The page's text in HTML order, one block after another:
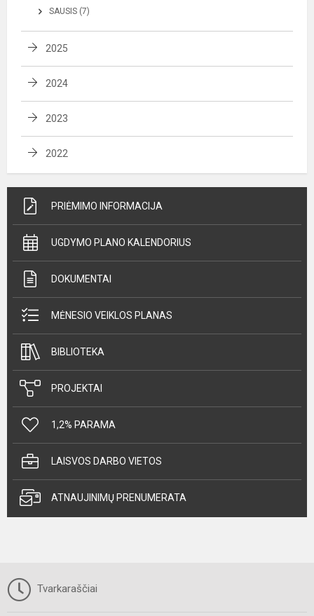
SAUSIS (7)
2025
2024
2023
2022
PRIĖMIMO INFORMACIJA
UGDYMO PLANO KALENDORIUS
DOKUMENTAI
MĖNESIO VEIKLOS PLANAS
BIBLIOTEKA
PROJEKTAI
1,2% PARAMA
LAISVOS DARBO VIETOS
ATNAUJINIMŲ PRENUMERATA
Tvarkaraščiai